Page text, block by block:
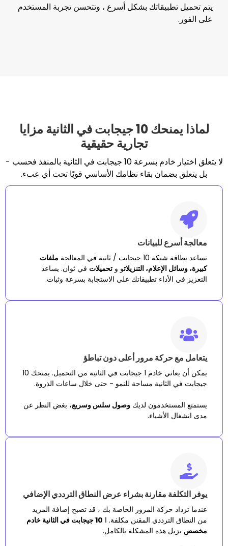
بشكل أسرع ، وتتحسن تجربة المستخدم
لماذا يمنحك 10 جيجابت في الثانية مزايا
تجارية حقيقية
لا يتعلق اختيار خادم بسرعة 10 جيجابت في الثانية بالمنفذ فحسب -
بقاء نظامك الأساسي قويًا تحت أي عبء.
للبيانات
في المعالجة
ملفات
التنزيلاتو و تحميلات في ثوان. يساعد
تطبيقاتك على الاستجابة بسرعة وثبات.
مرور أعلى دون تباطؤ
يمكن أن يعاني خادم 1 جيجابت في الثانية من التحميل. يمنحك 10
مساحة للنمو - حتى خلال ساعات الذروة.
لديك وصول سلس وسريع، بغض النظر عن
مقارنة بشراء عرض النطاق الترددي الإضافي
حركة المرور الخاصة بك ، قد تصبح إضافة المزيد
المقنن مكلفة. ا
10 جيجابت في الثانية خادم
هذه المشكلة بالكامل.